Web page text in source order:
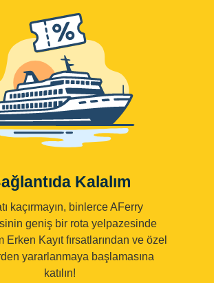
Kalalım
kaçırmayın, binlerce AFerry
geniş bir rota yelpazesinde
Erken Kayıt fırsatlarından ve özel
yararlanmaya başlamasına
katılın!